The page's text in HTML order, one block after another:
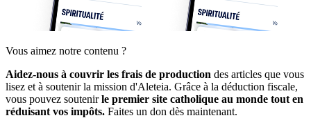
Vous aimez notre contenu ?
Aidez-nous à couvrir les frais de production des articles que vous
lisez et à soutenir la mission d'Aleteia. Grâce à la déduction fiscale,
vous pouvez soutenirle premier site catholique au monde tout en
réduisant vos impôts. Faites un don dès maintenant.